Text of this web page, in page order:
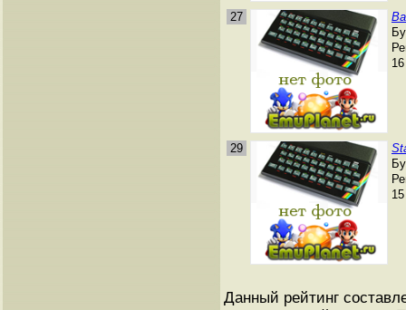
27
16
29
15
Данный рейтинг